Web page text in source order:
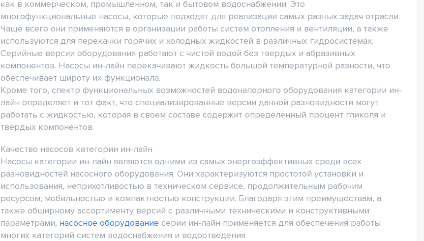
как в коммерческом, промышленном, так и бытовом водоснабжении. Это
многофункциональные насосы, которые подходят для реализации самых разных задач отрасли.
Чаще всего они применяются в организации работы систем отопления и вентиляции, а также
используются для перекачки горячих и холодных жидкостей в различных гидросистемах.
Серийные версии оборудования работают с чистой водой без твердых и абразивных
компонентов. Насосы ин-лайн перекачивают жидкость большой температурной разности, что
обеспечивает широту их функционала.
Кроме того, спектр функциональных возможностей водонапорного оборудования категории ин-
лайн определяет и тот факт, что специализированные версии данной разновидности могут
работать с жидкостью, которая в своем составе содержит определенный процент гликоля и
твердых компонентов.
Качество насосов категории ин-лайн
Насосы категории ин-лайн являются одними из самых энергоэффективных среди всех
разновидностей насосного оборудования. Они характеризуются простотой установки и
использования, неприхотливостью в техническом сервисе, продолжительным рабочим
ресурсом, мобильностью и компактностью конструкции. Благодаря этим преимуществам, а
также обширному ассортименту версий с различными техническими и конструктивными
параметрами, насосное оборудование серии ин-лайн применяется для обеспечения работы
многих категорий систем водоснабжения и водоотведения.